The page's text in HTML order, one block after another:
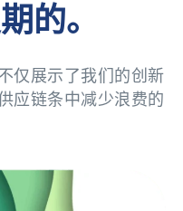
的。
仅展示了我们的创新
应链条中减少浪费的